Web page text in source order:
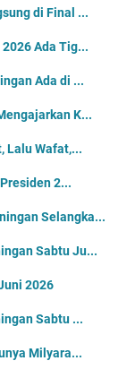
di Final ...
Ada Tig...
Ada di ...
K...
Lalu Wafat,...
2...
Selangka...
Sabtu Ju...
2026
Sabtu ...
Milyara...